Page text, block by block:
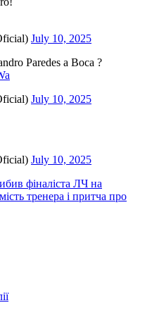
July 10, 2025
Paredes a Boca ?
July 10, 2025
July 10, 2025
фіналіста ЛЧ на
тренера і притча про